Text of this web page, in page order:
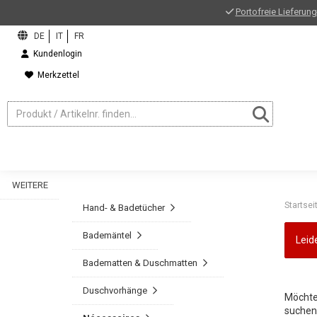
Portofreie Lieferung
Kundenlogin
Merkzettel
WEITERE
Hand- & Badetücher
Bademäntel
Badematten & Duschmatten
Duschvorhänge